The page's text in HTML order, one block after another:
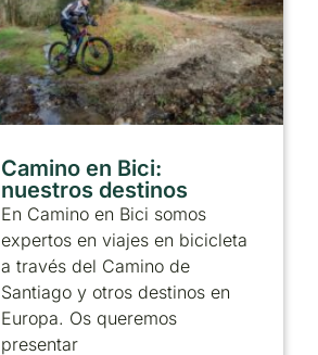
Camino en Bici:
nuestros destinos
En Camino en Bici somos
expertos en viajes en bicicleta
a través del Camino de
Santiago y otros destinos en
Europa. Os queremos
presentar